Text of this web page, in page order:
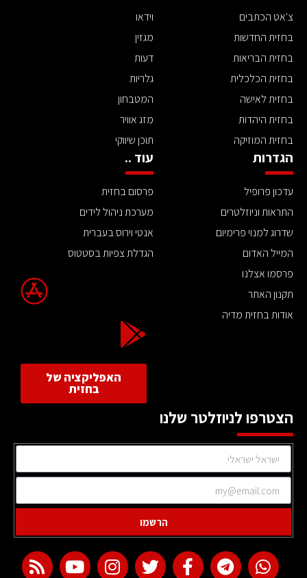
צ'אט הכתבים
בחזית החדשות
בחזית הבריאות
בחזית הכלכלית
בחזית לאישה
בחזית היהדות
בחזית המוזיקה
וידאו
מגזין
דעות
גלריות
המטבחון
מזג אוויר
תוכן שיווקי
הגדרות
עדכון פרופיל
התראות וניוזלטרים
שדרוג למנוי פרימיום
המייל האדום
פרסמו אצלנו
תקנון האתר
אודות בחזית מדיה
עוד ..
פרסום בחזית
מערכת ניהול לידים
אנטי וירוס בעברית
הגדלת צפיות בסטטוס
האפליקציה של
בחזית
הצטרפו לניוזלטר שלנו
הרשמו